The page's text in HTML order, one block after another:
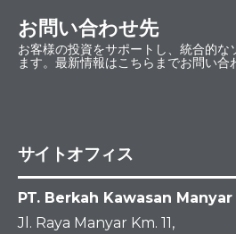
お問い合わせ先
お客様の投資をサポートし、統合的な
ます。最新情報はこちらまでお問い合
サイトオフィス
PT. Berkah Kawasan
Jl. Raya Manyar Km. 11,